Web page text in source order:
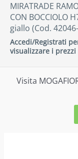
MIRATRADE
CON BOCCIOLO
giallo (Cod.
Accedi/Registrati
visualizzare i prezzi
Visita